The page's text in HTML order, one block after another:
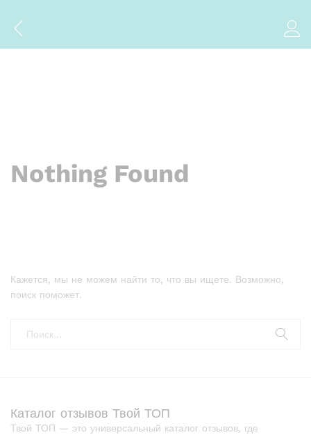
Nothing Found
Кажется, мы не можем найти то, что вы ищете. Возможно,
поиск поможет.
Каталог отзывов Твой ТОП
Твой ТОП — это универсальный каталог отзывов, где